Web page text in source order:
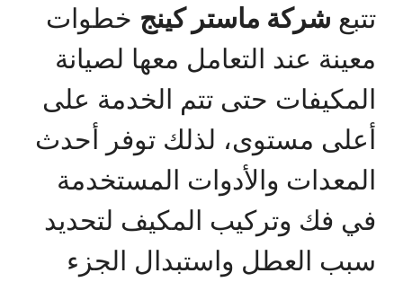
تتبع شركة ماستر كينج خطوات
معينة عند التعامل معها لصيانة
المكيفات حتى تتم الخدمة على
أعلى مستوى، لذلك توفر أحدث
المعدات والأدوات المستخدمة
في فك وتركيب المكيف لتحديد
سبب العطل واستبدال الجزء